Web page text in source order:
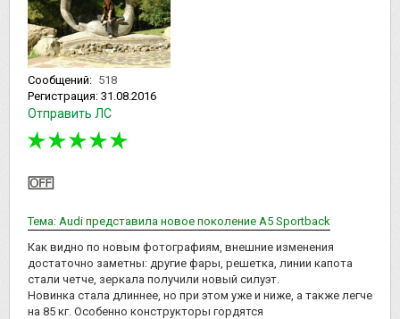
Сообщений: 518
Регистрация: 31.08.2016
Отправить ЛС
Тема: Audi представила новое поколение A5 Sportback
Как видно по новым фотографиям, внешние изменения
достаточно заметны: другие фары, решетка, линии капота
стали четче, зеркала получили новый силуэт.
Новинка стала длиннее, но при этом уже и ниже, а также легче
на 85 кг. Особенно конструкторы гордятся